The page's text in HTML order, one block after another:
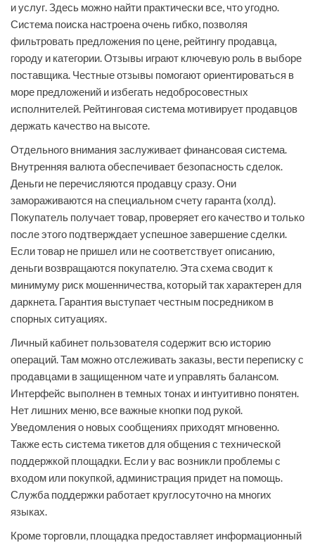
и услуг. Здесь можно найти практически все, что угодно.
Система поиска настроена очень гибко, позволяя
фильтровать предложения по цене, рейтингу продавца,
городу и категории. Отзывы играют ключевую роль в выборе
поставщика. Честные отзывы помогают ориентироваться в
море предложений и избегать недобросовестных
исполнителей. Рейтинговая система мотивирует продавцов
держать качество на высоте.
Отдельного внимания заслуживает финансовая система.
Внутренняя валюта обеспечивает безопасность сделок.
Деньги не перечисляются продавцу сразу. Они
замораживаются на специальном счету гаранта (холд).
Покупатель получает товар, проверяет его качество и только
после этого подтверждает успешное завершение сделки.
Если товар не пришел или не соответствует описанию,
деньги возвращаются покупателю. Эта схема сводит к
минимуму риск мошенничества, который так характерен для
даркнета. Гарантия выступает честным посредником в
спорных ситуациях.
Личный кабинет пользователя содержит всю историю
операций. Там можно отслеживать заказы, вести переписку с
продавцами в защищенном чате и управлять балансом.
Интерфейс выполнен в темных тонах и интуитивно понятен.
Нет лишних меню, все важные кнопки под рукой.
Уведомления о новых сообщениях приходят мгновенно.
Также есть система тикетов для общения с технической
поддержкой площадки. Если у вас возникли проблемы с
входом или покупкой, администрация придет на помощь.
Служба поддержки работает круглосуточно на многих
языках.
Кроме торговли, площадка предоставляет информационный